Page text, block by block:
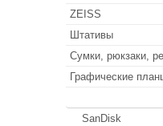
ZEISS
Штативы
Сумки, рюкзаки,
Графические
SanDisk